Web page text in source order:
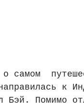
самом
к
Бэй. Помимо